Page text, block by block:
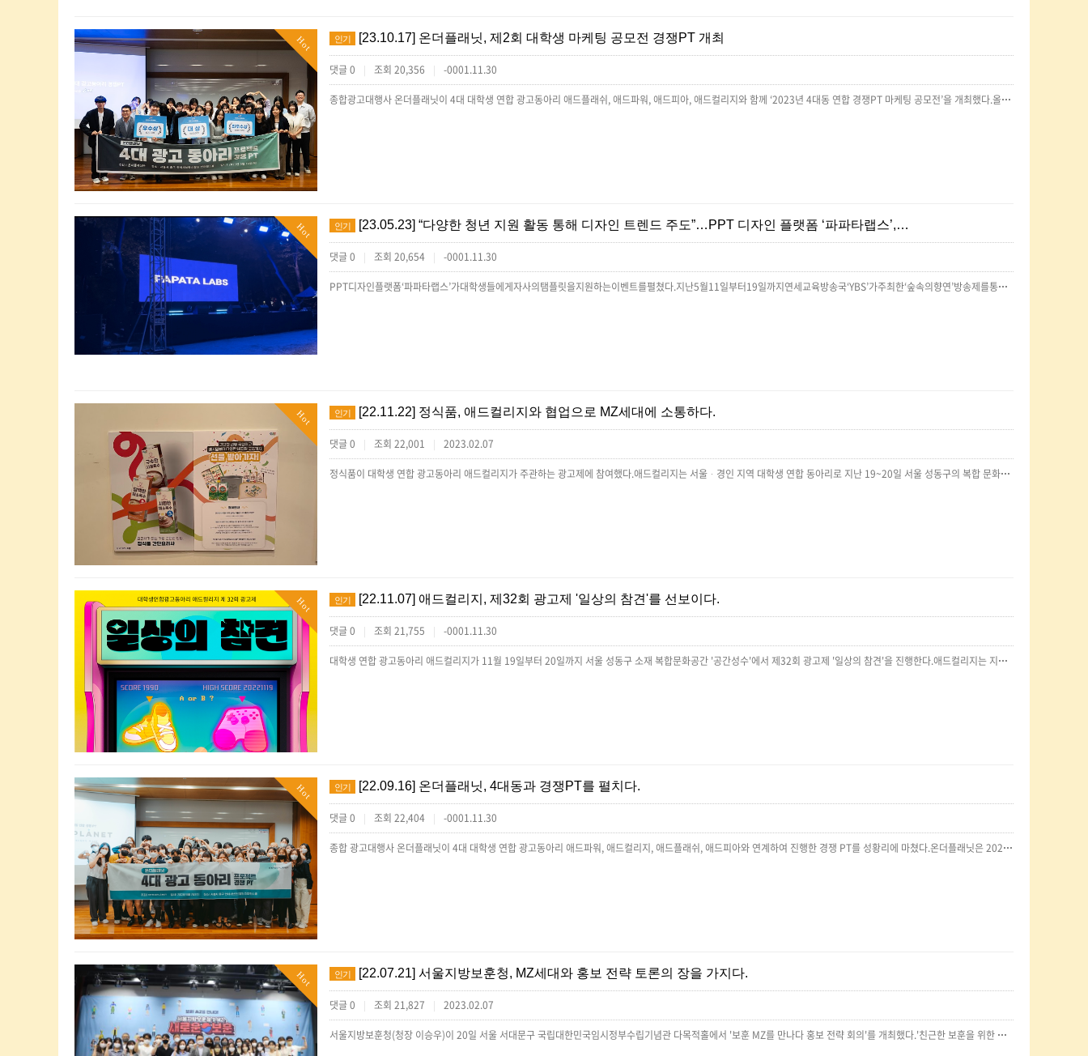
Hot 인기 [23.10.17] 온더플래닛, 제2회 대학생 마케팅 공모전 경쟁PT 개최
댓글 0 | 조회 20,356 | -0001.11.30
종합광고대행사 온더플래닛이 4대 대학생 연합 광고동아리 애드플래쉬, 애드파워, 애드피아, 애드컬리지와 함께 ‘2023년 4대동 연합 경쟁PT 마케팅 공모전’을 개최했다.올해로 2회째를 맞이한 이번 공모전은 총 8개 팀이 참여, 대상 1팀, 최우수상 1팀, 우수상 1팀을 선발, 총 3개팀에 상금과 상장을 수여했다.경쟁 PT의 과제는 온더플래닛과 마케팅 파트너쉽을 맺고 있는 유한킴벌리의 Total Household Care 브랜드 ‘스카트’의 2024년 IMC 캠페인 전략 아이디어 제안으로 진행됐다. 8월부터 약 6주 간 진행된 이번 기간 동안 4대 동아리 대학생들은 브랜드 전략부터 키메시지 발굴, 매체전략과 프로모션 아이디어까지 고민하며 기획 및 실무 역량을 쌓았다.애드파워 2팀은 “이번 공모전을 통해 브랜드와 연관성이 있는 타겟을 공략하기 위한 다양한 마케팅 전략과 아이디어를 기획해 보는 계기가 됐다”며 수상소감을 전했다. 그 외에도 애드컬리지 2팀이 최우수상을, 애드피아2팀이 우수…
Hot 인기 [23.05.23] “다양한 청년 지원 활동 통해 디자인 트렌드 주도”…PPT 디자인 플랫폼 ‘파파타랩스’,…
댓글 0 | 조회 20,654 | -0001.11.30
PPT디자인플랫폼‘파파타랩스’가대학생들에게자사의탬플릿을지원하는이벤트를펼쳤다.지난5월11일부터19일까지연세교육방송국‘YBS’가주최한‘숲속의향연’방송제를통해‘학생들에게유용한템플릿10종세트’를무상제공한것.파파타랩스관계자는“다양한분야의대학생들이자사의PPT콘텐츠를만나볼수있는기회를선사하는차원”이었다며“앞으로도최신트렌드를모니터링하며차별화된콘텐츠제작을위해노력할것”이라고밝혔다.PT시장의최신트렌드를주도하기위해노력하는만큼,트렌드에민감한대학생대상의활동이특히활발하다.금번YBS에대한지원외에도,지난2년간4대대학연합광고동아리(애드파워,애드피아,애드플래쉬,애드컬리지)가주최하는광고제와신입생모집행사의지원기업으로활약했던바있다.회사관계자는“커뮤니케이션AI‘ChatGPT4.0’과‘bingChat’을활용한콘텐츠를제작하는등변화하고있는시장환경에발빠르게적응하며,PT시장에서의경쟁력을높여가는중”이라고밝혔다.원문:https://www.thefirstmedia.net/news/articleView.html?idxno=118712
Hot 인기 [22.11.22] 정식품, 애드컬리지와 협업으로 MZ세대에 소통하다.
댓글 0 | 조회 22,001 | 2023.02.07
정식품이 대학생 연합 광고동아리 애드컬리지가 주관하는 광고제에 참여했다.애드컬리지는 서울ᆞ경인 지역 대학생 연합 동아리로 지난 19~20일 서울 성동구의 복합 문화공간 공간성수에서 ‘일상의 참견’이라는 주제로 광고제를 개최했다. 이번 광고제에서 애드컬리지는 MZ세대에게 베지밀과 간단요리사 브랜드 등 정식품의 대표 제품을 쉽고 재미있게 각인시킬 수 있는 광고 아이디어를 발표했다.정식품 관계자는 “이 같은 활동은 대학생들과의 협업을 통해 열정 넘치는 아이디어를 나누고 브랜드에 대한 다양한 목소리에 귀를 기울이려는 노력의 일환”이라며 “2030을 중심으로 소비 트렌드가 빠르게 변화하고 있는 만큼 앞으로도 MZ세대와 접점을 넓히고 브랜드 인지도와 호감도를 높여갈 예정“이라고 말했다.원문 :http://www.nspna.com/news/?mode=view&newsid=605400
Hot 인기 [22.11.07] 애드컬리지, 제32회 광고제 '일상의 참견'를 선보이다.
댓글 0 | 조회 21,755 | -0001.11.30
대학생 연합 광고동아리 애드컬리지가 11월 19일부터 20일까지 서울 성동구 소재 복합문화공간 '공간성수'에서 제32회 광고제 '일상의 참견'을 진행한다.애드컬리지는 지난 1990년 서울·경인 지역 소재 학교와 소속 학생들이 광고 활동을 목표로 창립한 대학생 연합 동아리 단체로 감각적이고 참신한 대학생의 아이디어를 기반으로 여러 기업과 연계 활동을 펼쳐 다채로운 콘텐츠를 제작해 긍정적인 평가를 받았다. 특히 사회적인 문제에도 관심을 기울이며 이를 유의미한 내용의 광고 콘텐츠로 재구성해 조명 받은 바 있다.이번 광고제의 주제는 '일상의 참견'으로 일상적인 상황 속에서 두 개의 브랜드를 함께 제시해 소구하여 관람객들에게 온전히 선택을 맡기는 것이 핵심이다. 또한 광고제 목표는 선택에 대한 참견의 영향력 그리고 이에 따른 광고의 본질에 집중하자는 것으로 생각 밖이었던 브랜드를 제시함으로써 브랜드 리포지셔닝 가능성의 존재를 보여주자는 취지다.애드컬리지 관계자는 "광고제 콘셉트 및 주제는 매…
Hot 인기 [22.09.16] 온더플래닛, 4대동과 경쟁PT를 펼치다.
댓글 0 | 조회 22,404 | -0001.11.30
종합 광고대행사 온더플래닛이 4대 대학생 연합 광고동아리 애드파워, 애드컬리지, 애드플래쉬, 애드피아와 연계하여 진행한 경쟁 PT를 성황리에 마쳤다.온더플래닛은 2020년 창립된 종합 마케팅 대행사로, 지난 3년 간 유한킴벌리, LG생활건강, LG유플러스, 한국벤처투자 등 국내 주요 브랜드 및 기관과 협업하여 다수의 캠페인을 진행했다.지난 7월부터 약 6주 간 진행된 이번 경쟁 PT 과제는 부산/경남 지역 소재의 한우 정육식당 호포갈비의 `20대 타겟 확보를 위한 온라인 커머스 사업영역 확대 아이디어 제안`이었다. 4대 동아리는 총 10개 팀으로 나누어, 해당 기간 동안 온라인 브랜드 네이밍, 상품기획 및 프로모션 아이디어를 비롯한 마케팅 제안을 통해 기획 및 실무 역량을 쌓았다.심사에는 온더플래닛 이원용 크리에이티브 디렉터와 김성욱 파트장, 이상은 책임이 참석했다. 평가 항목은 총 4가지로, 창의성(Creativity), 논리성(Logic), 타당성/실현 가능성(Feasibilit…
Hot 인기 [22.07.21] 서울지방보훈청, MZ세대와 홍보 전략 토론의 장을 가지다.
댓글 0 | 조회 21,827 | 2023.02.07
서울지방보훈청(청장 이승우)이 20일 서울 서대문구 국립대한민국임시정부수립기념관 다목적홀에서 '보훈 MZ를 만나다 홍보 전략 회의'를 개최했다.'친근한 보훈을 위한 발전 방향 모색'이라는 부제로 진행된 회의는 소속기관 실무자들과 대학생 연합 광고동아리 애드컬리지, 한신대 광고홍보학과(O.F.A), 국내 유명 광고회사 관계자 등이 참석해 격의 없는 토론의 장을 가졌다.1부는 대학생연합광고동아리(애드컬리지), 한신대 광고홍보학부(O.F.A), 홍익대 광고홍보학과 대학생들이 새로운 보훈홍보사업을 제안하며 행사의 문을 열었다. 학생들은 보훈이 일상에서 가깝지 않았던 이유를 다양한 측면에서 분석하며 방안점을 모색했다.한신대학교 김윤수 학생은 "보훈의 가치는 MZ세대가 추구하는 사회의 공정과 정의에 부합하다고 생각한다"고 말하며, '행동을 통해 변화를 이끌 수 있는 캠페인'을 제시했다. 또한 애드컬리지 전소영 회장은 젊은세대에게 보훈이 와닿지 않는 이유로 '공감의 부족'을 집으며, 인식-공감-…